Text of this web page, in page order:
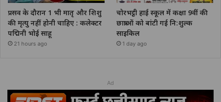
प्रसव के दौरान 1 भी मातृ और शिशु
की मृत्यु नहीं होनी चाहिए : कलेक्टर
पद्मिनी भोई साहू
21 hours ago
चोरभट्ठी हाई स्कूल में कक्षा 9वीं की
छात्राओं को बांटी गई नि:शुल्क
साइकिल
1 day ago
Ad